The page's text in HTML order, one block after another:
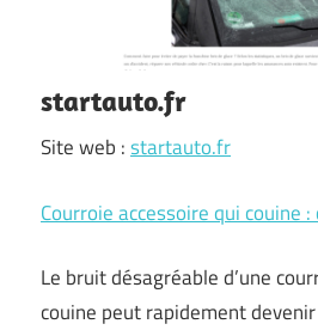
startauto.fr
Site web :startauto.fr
Courroie accessoire qui couine
Le bruit désagréable d’une
couine peut rapidement